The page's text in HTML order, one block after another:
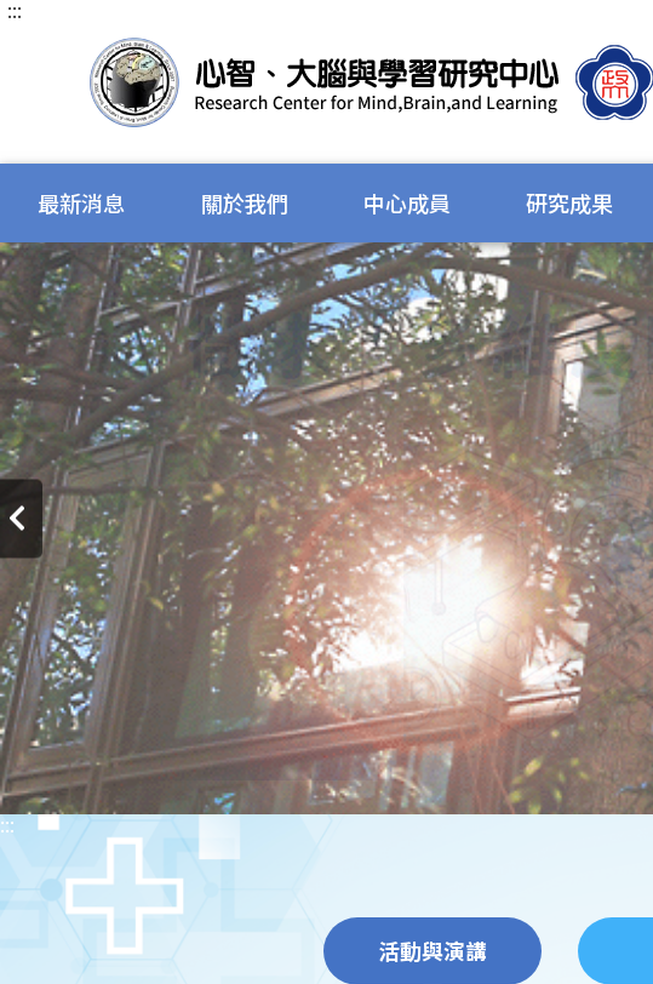
跳
:::
最新消息 關於我們 中心成員 研究成果
:::
活動與演講